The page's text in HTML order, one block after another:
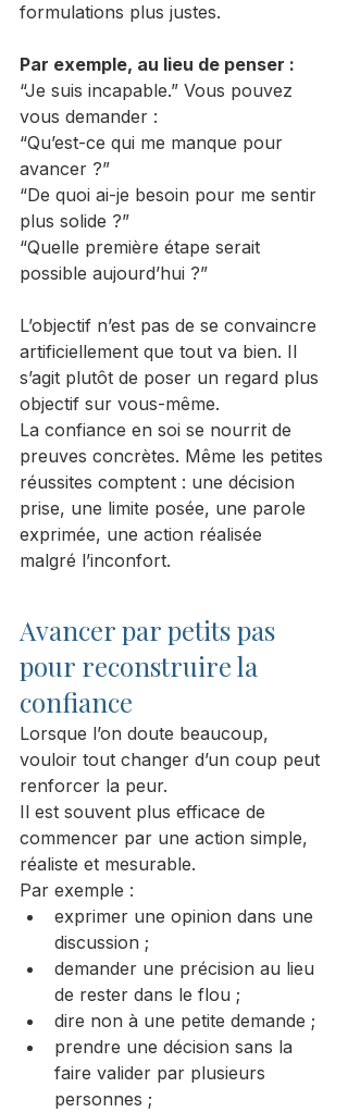
formulations plus justes.
Par exemple, au lieu de penser :
“Je suis incapable.” Vous pouvez
vous demander :
“Qu’est-ce qui me manque pour
avancer ?”
“De quoi ai-je besoin pour me sentir
plus solide ?”
“Quelle première étape serait
possible aujourd’hui ?”
L’objectif n’est pas de se convaincre
artificiellement que tout va bien. Il
s’agit plutôt de poser un regard plus
objectif sur vous-même.
La confiance en soi se nourrit de
preuves concrètes. Même les petites
réussites comptent : une décision
prise, une limite posée, une parole
exprimée, une action réalisée
malgré l’inconfort.
Avancer par petits pas
pour reconstruire la
confiance
Lorsque l’on doute beaucoup,
vouloir tout changer d’un coup peut
renforcer la peur.
Il est souvent plus efficace de
commencer par une action simple,
réaliste et mesurable.
Par exemple :
exprimer une opinion dans une
discussion ;
demander une précision au lieu
de rester dans le flou ;
dire non à une petite demande ;
prendre une décision sans la
faire valider par plusieurs
personnes ;